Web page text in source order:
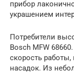
прибор
украшением
Потребители
Bosch MFW
скорость
насадок. Из